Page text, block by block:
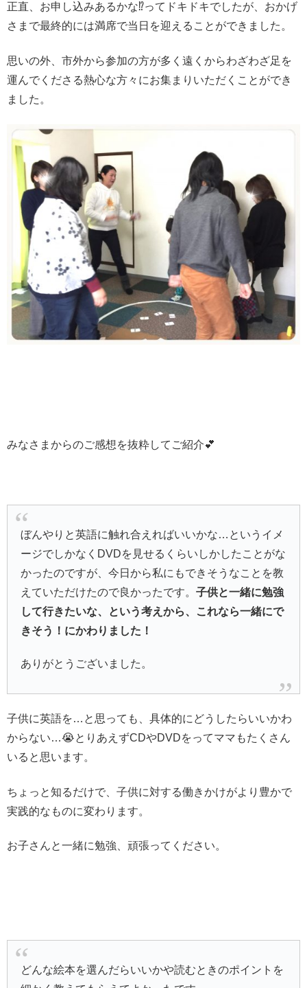
正直、お申し込みあるかな⁉️ってドキドキでしたが、おかげ
さまで最終的には満席で当日を迎えることができました。
思いの外、市外から参加の方が多く遠くからわざわざ足を
運んでくださる熱心な方々にお集まりいただくことができ
ました。
みなさまからのご感想を抜粋してご紹介💕
ぼんやりと英語に触れ合えればいいかな…というイメ
ージでしかなくDVDを見せるくらいしかしたことがな
かったのですが、今日から私にもできそうなことを教
えていただけたので良かったです。子供と一緒に勉強
して行きたいな、という考えから、これなら一緒にで
きそう！にかわりました！
ありがとうございました。
子供に英語を…と思っても、具体的にどうしたらいいかわ
からない…😭とりあえずCDやDVDをってママもたくさん
いると思います。
ちょっと知るだけで、子供に対する働きかけがより豊かで
実践的なものに変わります。
お子さんと一緒に勉強、頑張ってください。
どんな絵本を選んだらいいかや読むときのポイントを